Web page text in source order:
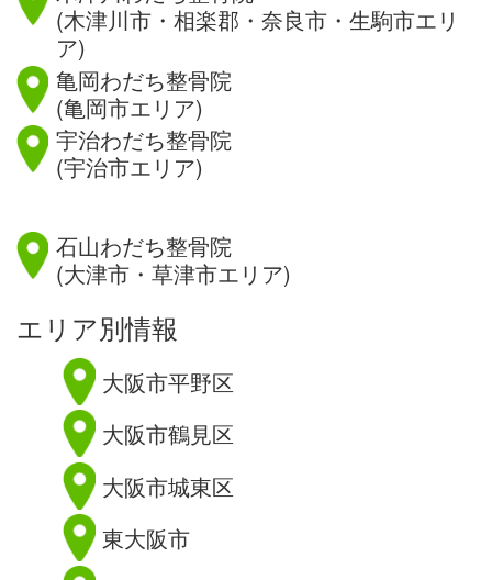
(木津川市・相楽郡・奈良市・生駒市エリ
ア)
亀岡わだち整骨院
(亀岡市エリア)
宇治わだち整骨院
(宇治市エリア)
石山わだち整骨院
(大津市・草津市エリア)
エリア別情報
大阪市平野区
大阪市鶴見区
大阪市城東区
東大阪市